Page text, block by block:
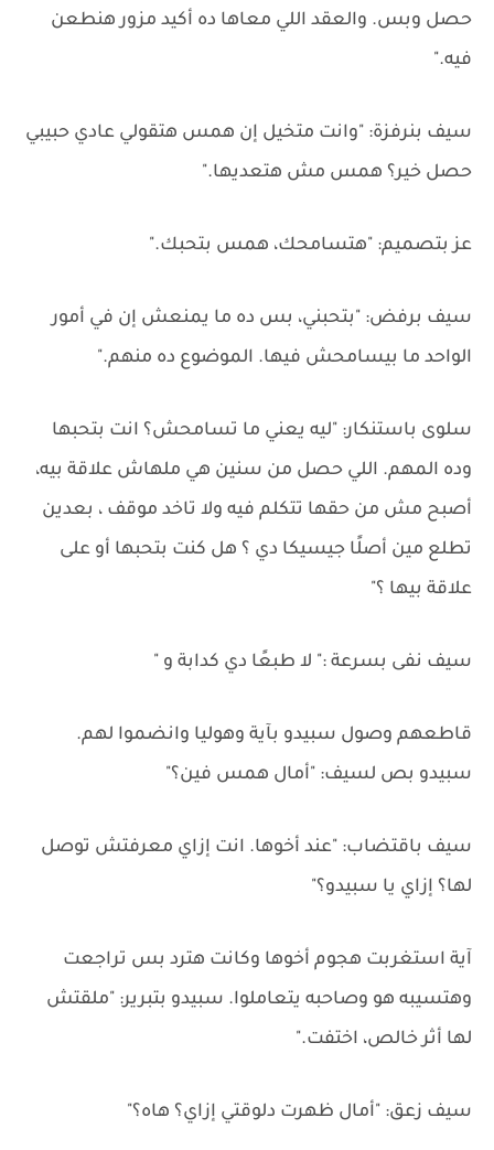
حصل وبس. والعقد اللي معاها ده أكيد مزور هنطعن
فيه."
سيف بنرفزة: "وانت متخيل إن همس هتقولي عادي حبيبي
حصل خير؟ همس مش هتعديها."
عز بتصميم: "هتسامحك، همس بتحبك."
سيف برفض: "بتحبني، بس ده ما يمنعش إن في أمور
الواحد ما بيسامحش فيها. الموضوع ده منهم."
سلوى باستنكار: "ليه يعني ما تسامحش؟ انت بتحبها
وده المهم. اللي حصل من سنين هي ملهاش علاقة بيه،
أصبح مش من حقها تتكلم فيه ولا تاخد موقف ، بعدين
تطلع مين أصلًا جيسيكا دي ؟ هل كنت بتحبها أو على
علاقة بيها ؟"
سيف نفى بسرعة :" لا طبعًا دي كدابة و "
قاطعهم وصول سبيدو بآية وهوليا وانضموا لهم.
سبيدو بص لسيف: "أمال همس فين؟"
سيف باقتضاب: "عند أخوها. انت إزاي معرفتش توصل
لها؟ إزاي يا سبيدو؟"
آية استغربت هجوم أخوها وكانت هترد بس تراجعت
وهتسيبه هو وصاحبه يتعاملوا. سبيدو بتبرير: "ملقتش
لها أثر خالص، اختفت."
سيف زعق: "أمال ظهرت دلوقتي إزاي؟ هاه؟"